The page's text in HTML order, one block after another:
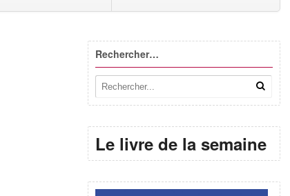
Rechercher…
Le livre de la semaine